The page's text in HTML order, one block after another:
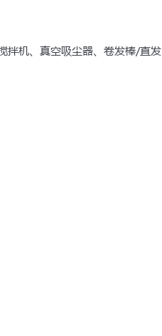
拌机、真空吸尘器、卷发棒/直发